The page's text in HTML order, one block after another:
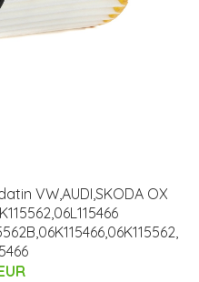
VW,AUDI,SKODA OX